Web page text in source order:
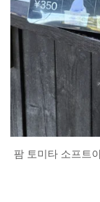
팜 토미타 소프트